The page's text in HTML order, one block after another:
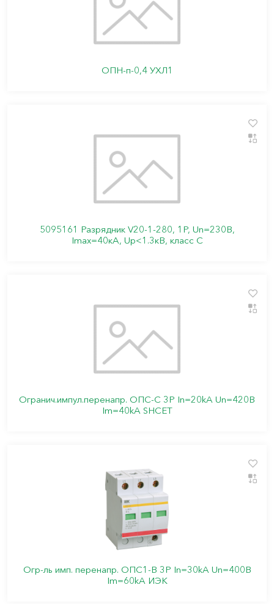
ОПН-п-0,4 УХЛ1
5095161 Разрядник V20-1-280, 1P, Un=230В,
Imax=40кА, Up<1.3кВ, класс С
Огранич.импул.перенапр. ОПС-С 3Р In=20kA Un=420B
Im=40kA SHCET
Огр-ль имп. перенапр. ОПС1-B 3Р In=30kA Un=400B
Im=60kA ИЭК